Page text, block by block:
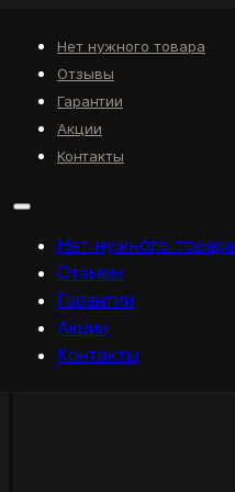
Нет нужного товара
Отзывы
Гарантии
Акции
Контакты
Нет нужного товара
Отзывы
Гарантии
Акции
Контакты